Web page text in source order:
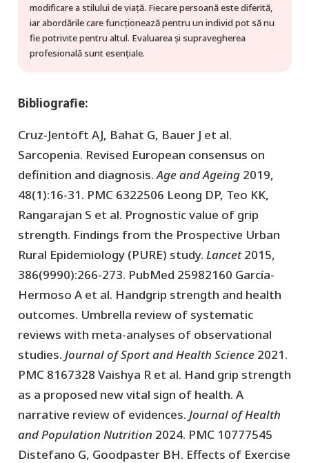
modificare a stilului de viață. Fiecare persoană este diferită,
iar abordările care funcționează pentru un individ pot să nu
fie potrivite pentru altul. Evaluarea și supravegherea
profesională sunt esențiale.
Bibliografie:
Cruz-Jentoft AJ, Bahat G, Bauer J et al.
Sarcopenia. Revised European consensus on
definition and diagnosis.Age and Ageing 2019,
48(1):16-31. PMC 6322506 Leong DP, Teo KK,
Rangarajan S et al. Prognostic value of grip
strength. Findings from the Prospective Urban
Rural Epidemiology (PURE) study. Lancet2015,
386(9990):266-273. PubMed 25982160 García-
Hermoso A et al. Handgrip strength and health
outcomes. Umbrella review of systematic
reviews with meta-analyses of observational
studies. Journal of Sport and Health Science 2021.
PMC 8167328 Vaishya R et al. Hand grip strength
as a proposed new vital sign of health. A
narrative review of evidences. Journal of Health
and Population Nutrition 2024. PMC 10777545
Distefano G, Goodpaster BH. Effects of Exercise